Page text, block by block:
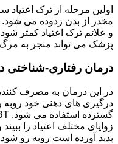
اولین مرحله از ترک
مخدر از بدن زدوده می
و علائم ترک اعتیاد کمتر
پزشک می تواند منجر به
درمان رفتاری-شناختی
در این درمان به مصرف
درگیری های ذهنی خود روبه
زوایای مختلف اعتیاد را
پدید آورده است روبه رو